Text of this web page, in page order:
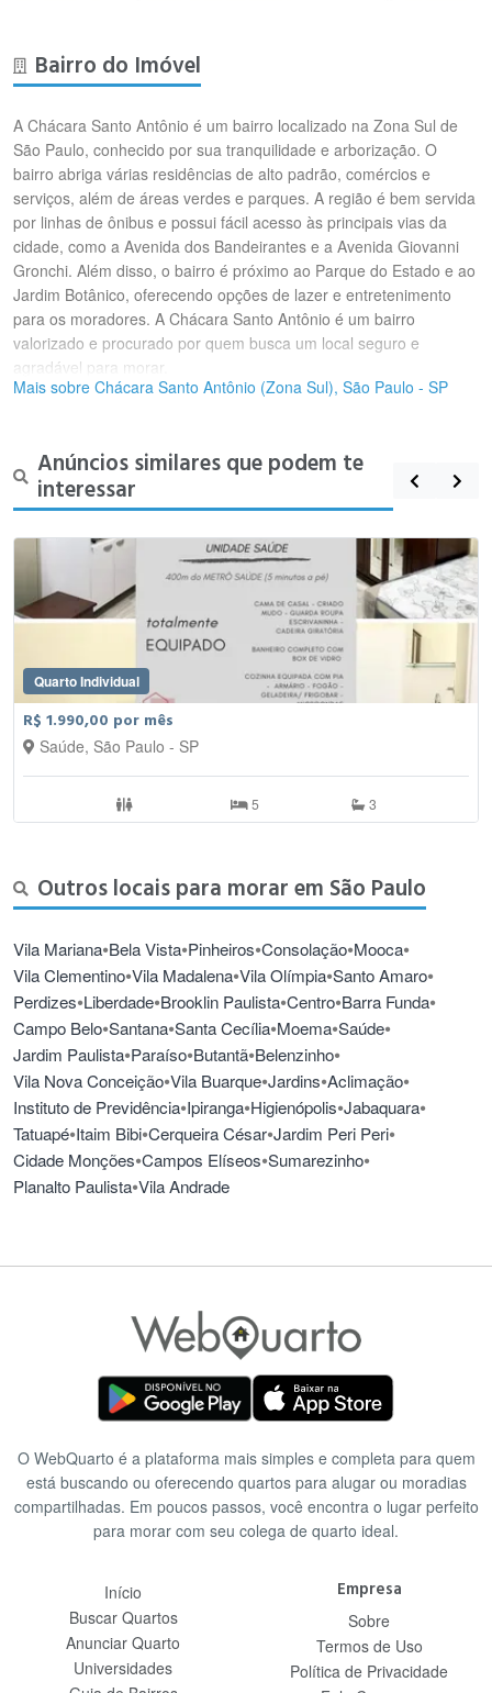
Bairro do Imóvel
A Chácara Santo Antônio é um bairro localizado na Zona Sul de
São Paulo, conhecido por sua tranquilidade e arborização. O
bairro abriga várias residências de alto padrão, comércios e
serviços, além de áreas verdes e parques. A região é bem servida
por linhas de ônibus e possui fácil acesso às principais vias da
cidade, como a Avenida dos Bandeirantes e a Avenida Giovanni
Gronchi. Além disso, o bairro é próximo ao Parque do Estado e ao
Jardim Botânico, oferecendo opções de lazer e entretenimento
para os moradores. A Chácara Santo Antônio é um bairro
valorizado e procurado por quem busca um local seguro e
agradável para morar.
Mais sobre Chácara Santo Antônio (Zona Sul), São Paulo - SP
Anúncios similares que podem te
interessar
Quarto Individual
R$ 1.990,00 por mês
Saúde, São Paulo - SP
5 3
Outros locais para morar em São Paulo
Vila Mariana•Bela Vista•Pinheiros•Consolação•Mooca•
Vila Clementino•Vila Madalena•Vila Olímpia•Santo Amaro•
Perdizes•Liberdade•Brooklin Paulista•Centro•Barra Funda•
Campo Belo•Santana•Santa Cecília•Moema•Saúde•
Jardim Paulista•Paraíso•Butantã•Belenzinho•
Vila Nova Conceição•Vila Buarque•Jardins•Aclimação•
Instituto de Previdência•Ipiranga•Higienópolis•Jabaquara•
Tatuapé•Itaim Bibi•Cerqueira César•Jardim Peri Peri•
Cidade Monções•Campos Elíseos•Sumarezinho•
Planalto Paulista•Vila Andrade
O WebQuarto é a plataforma mais simples e completa para quem
está buscando ou oferecendo quartos para alugar ou moradias
compartilhadas. Em poucos passos, você encontra o lugar perfeito
para morar com seu colega de quarto ideal.
Início
Buscar Quartos
Anunciar Quarto
Universidades
Empresa
Sobre
Termos de Uso
Política de Privacidade